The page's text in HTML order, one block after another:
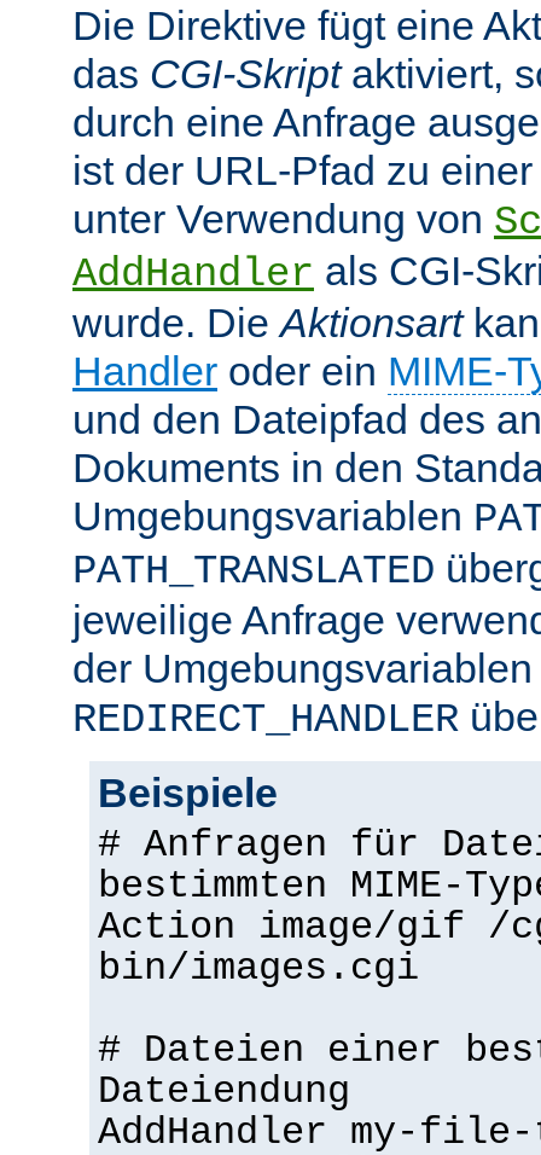
Die Direktive fügt eine
das CGI-Skriptaktiviert,
durch eine Anfrage
ist der URL-Pfad zu
unter Verwendung von
AddHandler als CGI-
wurde. DieAktionsart
Handler oder ein MIME-
und den Dateipfad des
Dokuments in den
Umgebungsvariablen
PATH_TRANSLATED
jeweilige Anfrage
der Umgebungsvariablen
REDIRECT_HANDLER
Beispiele
# Anfragen für
bestimmten MIME-
Action image/gif /
bin/images.cgi
# Dateien einer
Dateiendung
AddHandler my-